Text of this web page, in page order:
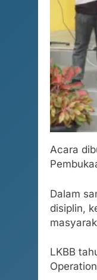
Acara
Dalam
disiplin,
LKBB